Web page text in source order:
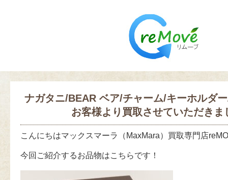
ナガタニ/BEAR ベア/チャーム/キーホルダ
お客様より買取させていただきま
こんにちはマックスマーラ（MaxMara）買取専門店
今回ご紹介するお品物はこちらです！